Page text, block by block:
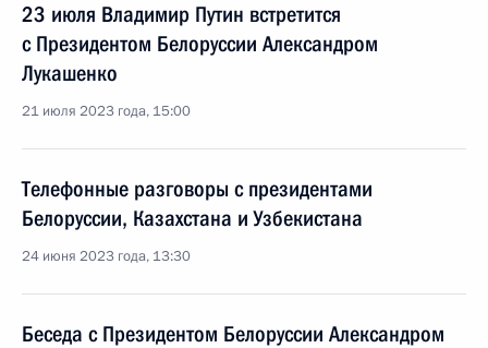
23 июля Владимир Путин встретится
с Президентом Белоруссии Александром
Лукашенко
21 июля 2023 года, 15:00
Телефонные разговоры с президентами
Белоруссии, Казахстана и Узбекистана
24 июня 2023 года, 13:30
Беседа с Президентом Белоруссии Александром